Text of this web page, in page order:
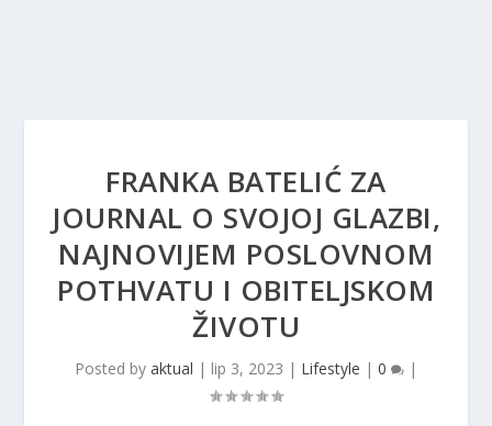
FRANKA BATELIĆ ZA
JOURNAL O SVOJOJ GLAZBI,
NAJNOVIJEM POSLOVNOM
POTHVATU I OBITELJSKOM
ŽIVOTU
Posted by aktual | lip 3, 2023 | Lifestyle | 0 |